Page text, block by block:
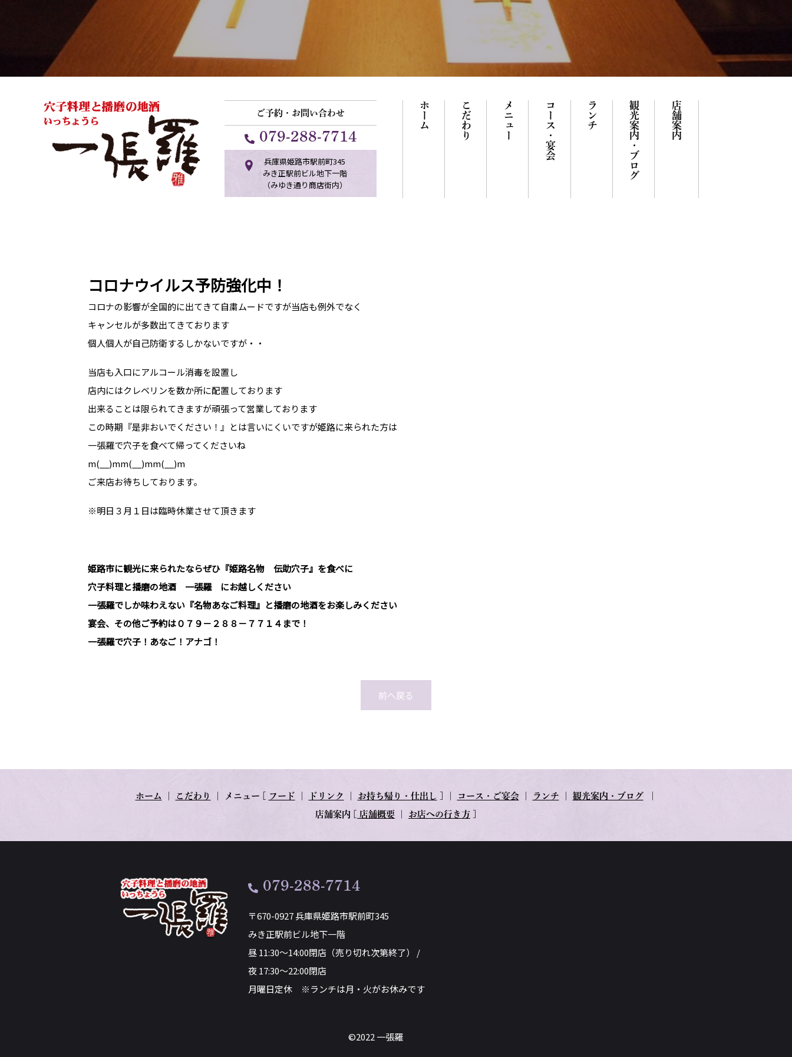
ご予約・お問い合わせ
079-288-7714
兵庫県姫路市駅前町345
みき正駅前ビル地下一階
（みゆき通り商店街内）
ホーム こだわり メニュー コース・宴会 ランチ 観光案内・ブログ 店舗案内
コロナウイルス予防強化中！
コロナの影響が全国的に出てきて自粛ムードですが当店も例外でなく
キャンセルが多数出てきております
個人個人が自己防衛するしかないですが・・
当店も入口にアルコール消毒を設置し
店内にはクレベリンを数か所に配置しております
出来ることは限られてきますが頑張って営業しております
この時期『是非おいでください！』とは言いにくいですが姫路に来られた方は
一張羅で穴子を食べて帰ってくださいね
m(__)mm(__)mm(__)m
ご来店お待ちしております。
※明日３月１日は臨時休業させて頂きます
姫路市に観光に来られたならぜひ『姫路名物 伝助穴子』を食べに
穴子料理と播磨の地酒 一張羅 にお越しください
一張羅でしか味わえない『名物あなご料理』と播磨の地酒をお楽しみください
宴会、その他ご予約は０７９－２８８－７７１４まで！
一張羅で穴子！あなご！アナゴ！
前へ戻る
ホーム こだわり メニュー フード ドリンク お持ち帰り・仕出し コース・ご宴会｜ ランチ 観光案内・ブログ｜
店舗案内 店舗概要 お店への行き方
079-288-7714
〒670-0927 兵庫県姫路市駅前町345
みき正駅前ビル地下一階
昼 11:30～14:00閉店（売り切れ次第終了） /
夜 17:30～22:00閉店
月曜日定休 ※ランチは月・火がお休みです
©2022 一張羅